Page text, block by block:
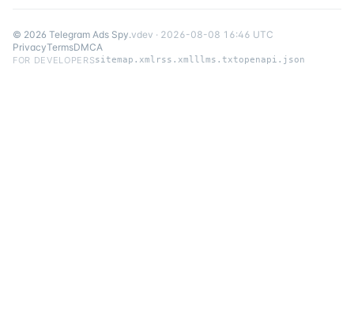
© 2026 Telegram Ads Spy.vdev · 2026-08-08 16:46 UTC
PrivacyTermsDMCA
FOR DEVELOPERSsitemap.xml rss.xmlllms.txtopenapi.json